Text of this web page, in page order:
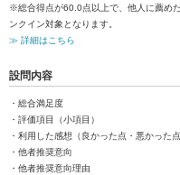
※総合得点が60.0点以上で、他人に薦め
ンクイン対象となります。
≫ 詳細はこちら
設問内容
・総合満足度
・評価項目（小項目）
・利用した感想（良かった点・悪かった点
・他者推奨意向
・他者推奨意向理由